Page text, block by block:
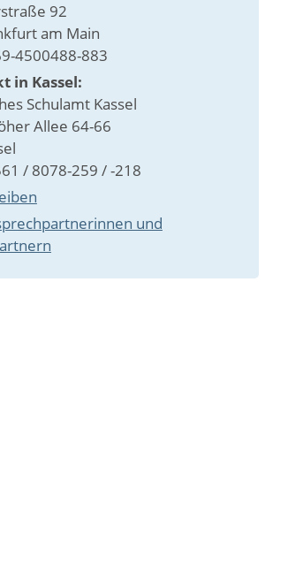
92
am Main
4500488-883
in Kassel:
Schulamt Kassel
Allee 64-66
/ 8078-259 / -218
und